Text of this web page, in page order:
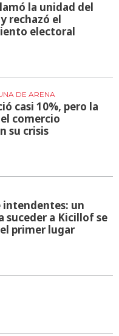
la unidad del
rechazó el
electoral
DE ARENA
casi 10%, pero la
comercio
su crisis
intendentes: un
suceder a Kicillof se
primer lugar